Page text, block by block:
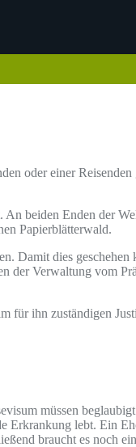
oder einer
beiden Enden der
Papierblätterwald.
Damit dies
Verwaltung vom
ihn zuständigen
müssen
Erkrankung lebt. Ein
braucht es noch